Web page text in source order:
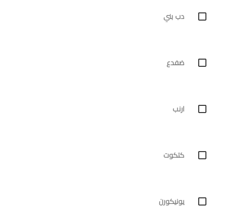
دب بني
ضفدع
ارنب
كتكوت
يونيكورن